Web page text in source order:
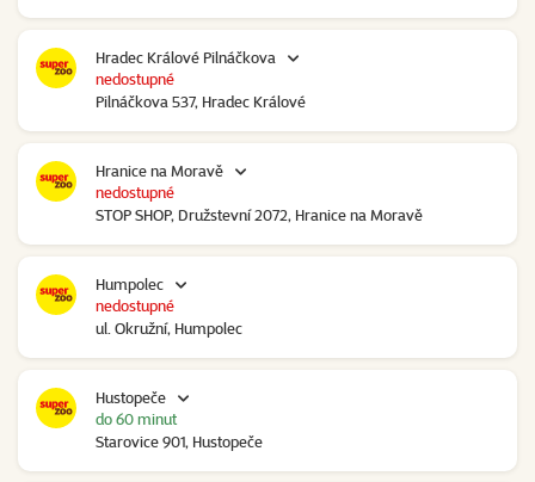
Hradec Králové Pilnáčkova
Pilnáčkova 537, Hradec Králové
nedostupné
Hranice na Moravě
STOP SHOP, Družstevní 2072, Hranice na Moravě
nedostupné
Humpolec
ul. Okružní, Humpolec
nedostupné
Hustopeče
Starovice 901, Hustopeče
do 60 minut